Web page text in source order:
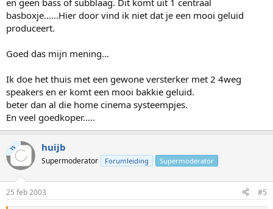
en geen bass of subblaag. Dit komt uit 1 centraal
basboxje......Hier door vind ik niet dat je een mooi geluid
produceert.
Goed das mijn mening...
Ik doe het thuis met een gewone versterker met 2 4weg
speakers en er komt een mooi bakkie geluid.
beter dan al die home cinema systeempjes.
En veel goedkoper.....
TS huijb
Supermoderator Forumleiding Supermoderator
25 feb 2003 #5